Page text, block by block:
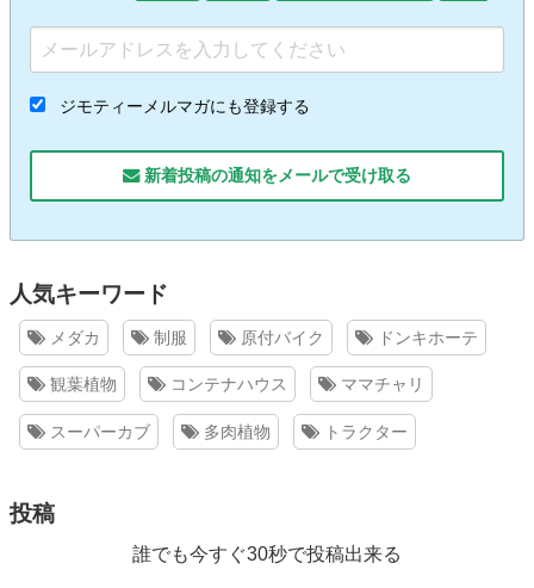
ジモティーメルマガにも登録する
新着投稿の通知をメールで受け取る
人気キーワード
メダカ 制服 原付バイク ドンキホーテ
観葉植物 コンテナハウス ママチャリ
スーパーカブ 多肉植物 トラクター
投稿
誰でも今すぐ30秒で投稿出来る